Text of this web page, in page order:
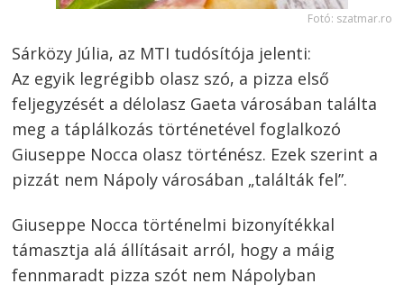
Fotó: szatmar.ro
Sárközy Júlia, az MTI tudósítója jelenti:
Az egyik legrégibb olasz szó, a pizza első
feljegyzését a délolasz Gaeta városában találta
meg a táplálkozás történetével foglalkozó
Giuseppe Nocca olasz történész. Ezek szerint a
pizzát nem Nápoly városában „találták fel”.
Giuseppe Nocca történelmi bizonyítékkal
támasztja alá állításait arról, hogy a máig
fennmaradt pizza szót nem Nápolyban